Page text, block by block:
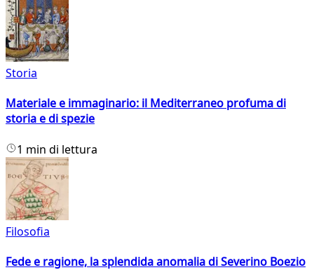
Storia
Materiale e immaginario: il Mediterraneo profuma di
storia e di spezie
1 min di lettura
Filosofia
Fede e ragione, la splendida anomalia di Severino Boezio